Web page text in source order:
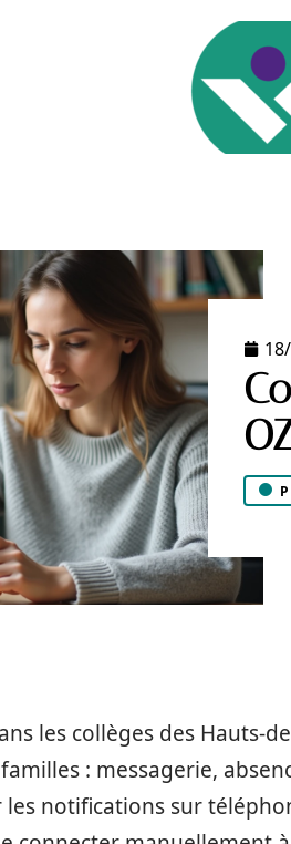
les collèges des Hauts-
: messagerie,
notifications sur